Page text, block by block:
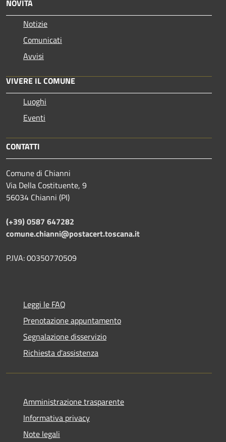
NOVITÀ
Notizie
Comunicati
Avvisi
VIVERE IL COMUNE
Luoghi
Eventi
CONTATTI
Comune di Chianni
Via Della Costituente, 9
56034 Chianni (PI)
(+39) 0587 647282
comune.chianni@postacert.toscana.it
P.IVA: 00350770509
Leggi le FAQ
Prenotazione appuntamento
Segnalazione disservizio
Richiesta d'assistenza
Amministrazione trasparente
Informativa privacy
Note legali